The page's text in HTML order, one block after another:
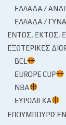
ΕΛΛΆΔΑ /
ΕΛΛΆΔΑ /
ΕΝΤΌΣ, ΕΚΤΌΣ,
ΕΞΩΤΕΡΙΚΈΣ
BCL
EUROPE CUP
NBA
ΕΥΡΩΛΊΓΚΑ